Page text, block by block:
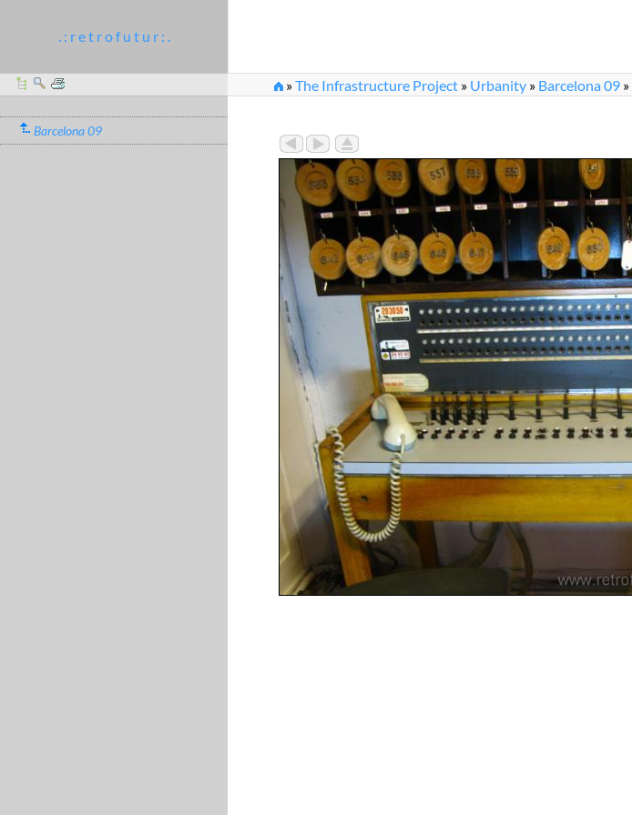
. : r e t r o f u t u r : .
»The Infrastructure Project » Urbanity » Barcelona 09 »
Barcelona 09